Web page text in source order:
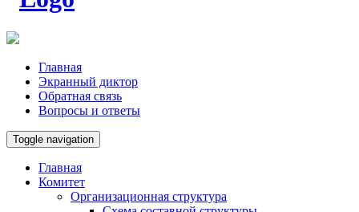
Главная
Экранный диктор
Обратная связь
Вопросы и ответы
Toggle navigation
Главная
Комитет
Организационная структура